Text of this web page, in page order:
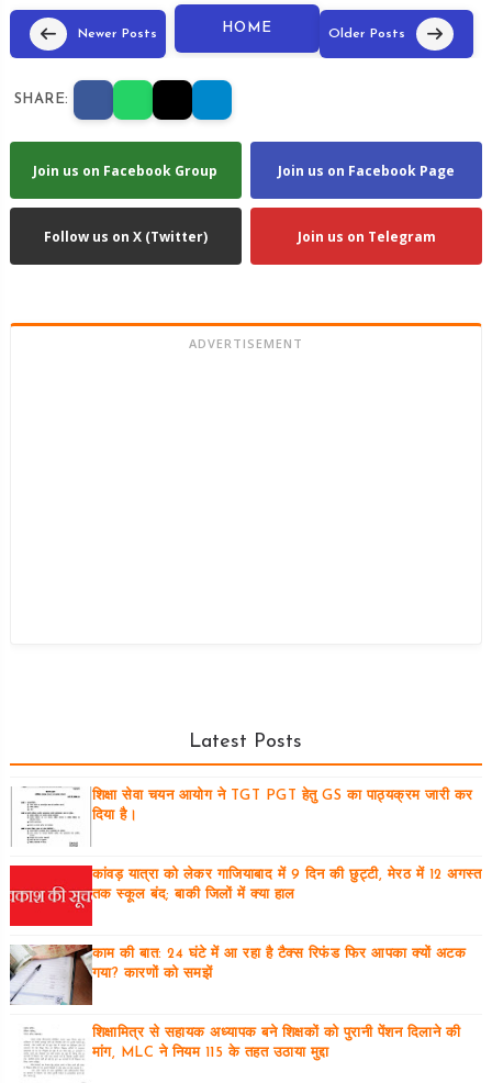
Newer Posts HOME Older Posts
SHARE:
Join us on Facebook Group Join us on Facebook Page
Follow us on X (Twitter) Join us on Telegram
ADVERTISEMENT
Latest Posts
शिक्षा सेवा चयन आयोग ने TGT PGT हेतु GS का पाठ्यक्रम जारी कर
दिया है।
कांवड़ यात्रा को लेकर गाजियाबाद में 9 दिन की छुट्टी, मेरठ में 12 अगस्त
तक स्कूल बंद; बाकी जिलों में क्या हाल
काम की बात: 24 घंटे में आ रहा है टैक्स रिफंड फिर आपका क्यों अटक
गया? कारणों को समझें
शिक्षामित्र से सहायक अध्यापक बने शिक्षकों को पुरानी पेंशन दिलाने की
मांग, MLC ने नियम 115 के तहत उठाया मुद्दा